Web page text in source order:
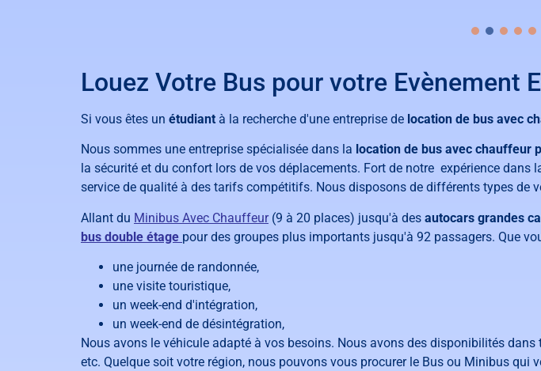
Louez Votre Bus pour votre Evènement
Si vous êtes un étudiant à la recherche d'une entreprise de location de bus avec
Nous sommes une entreprise spécialisée dans la location de bus avec chauffeur
la sécurité et du confort lors de vos déplacements. Fort de notre expérience
service de qualité à des tarifs compétitifs. Nous disposons de différents types de
Allant du Minibus Avec Chauffeur(9 à 20 places) jusqu'à des autocars grandes
bus double étage pour des groupes plus importants jusqu'à 92 passagers. Que
une journée de randonnée,
une visite touristique,
un week-end d'intégration,
un week-end de désintégration,
Nous avons le véhicule adapté à vos besoins. Nous avons des disponibilités dans
etc. Quelque soit votre région, nous pouvons vous procurer le Bus ou Minibus